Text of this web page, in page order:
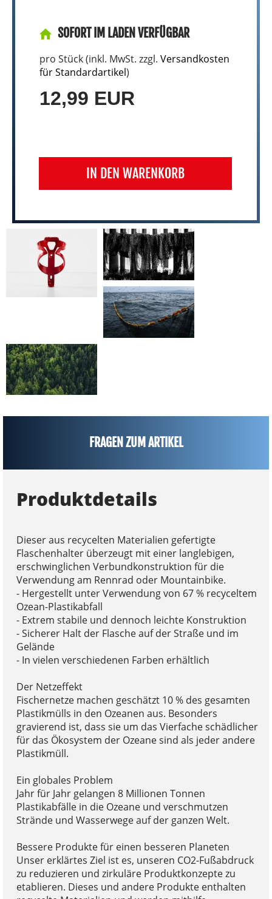
SOFORT IM LADEN VERFÜGBAR
pro Stück (inkl. MwSt. zzgl. Versandkosten
für Standardartikel)
12,99 EUR
IN DEN WARENKORB
FRAGEN ZUM ARTIKEL
Produktdetails
Dieser aus recycelten Materialien gefertigte
Flaschenhalter überzeugt mit einer langlebigen,
erschwinglichen Verbundkonstruktion für die
Verwendung am Rennrad oder Mountainbike.
- Hergestellt unter Verwendung von 67 % recyceltem
Ozean-Plastikabfall
- Extrem stabile und dennoch leichte Konstruktion
- Sicherer Halt der Flasche auf der Straße und im
Gelände
- In vielen verschiedenen Farben erhältlich
Der Netzeffekt
Fischernetze machen geschätzt 10 % des gesamten
Plastikmülls in den Ozeanen aus. Besonders
gravierend ist, dass sie um das Vierfache schädlicher
für das Ökosystem der Ozeane sind als jeder andere
Plastikmüll.
Ein globales Problem
Jahr für Jahr gelangen 8 Millionen Tonnen
Plastikabfälle in die Ozeane und verschmutzen
Strände und Wasserwege auf der ganzen Welt.
Bessere Produkte für einen besseren Planeten
Unser erklärtes Ziel ist es, unseren CO2-Fußabdruck
zu reduzieren und zirkuläre Produktkonzepte zu
etablieren. Dieses und andere Produkte enthalten